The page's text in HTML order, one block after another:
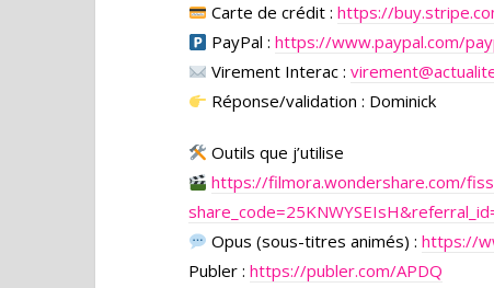
Carte de crédit :https://
PayPal :https://www.paypal.com/
Virement Interac :
Réponse/validation : Dominick
Outils que j’utilise
https://filmora.wondershare.com/
Opus (sous-titres animés) :https://
Publer : https://publer.com/APDQ